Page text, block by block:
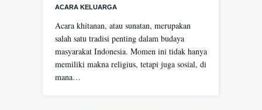
ACARA KELUARGA
Acara khitanan, atau sunatan, merupakan
salah satu tradisi penting dalam budaya
masyarakat Indonesia. Momen ini tidak hanya
memiliki makna religius, tetapi juga sosial, di
mana…